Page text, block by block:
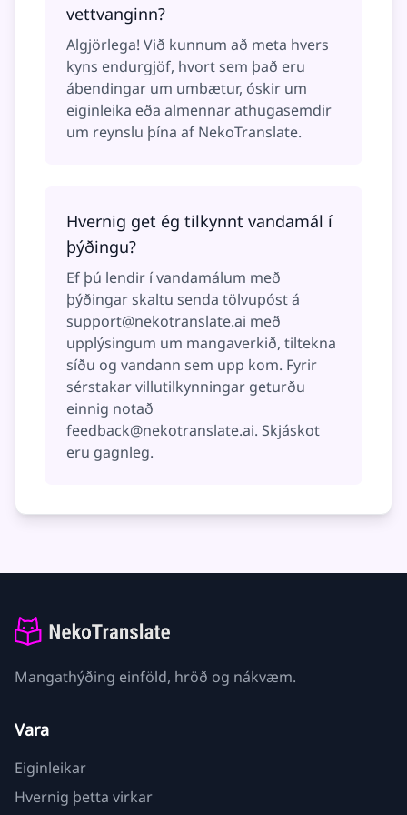
vettvanginn?
Algjörlega! Við kunnum að meta hvers
kyns endurgjöf, hvort sem það eru
ábendingar um umbætur, óskir um
eiginleika eða almennar athugasemdir
um reynslu þína af NekoTranslate.
Hvernig get ég tilkynnt vandamál í
þýðingu?
Ef þú lendir í vandamálum með
þýðingar skaltu senda tölvupóst á
support@nekotranslate.ai með
upplýsingum um mangaverkið, tiltekna
síðu og vandann sem upp kom. Fyrir
sérstakar villutilkynningar geturðu
einnig notað
feedback@nekotranslate.ai. Skjáskot
eru gagnleg.
Mangathýðing einföld, hröð og nákvæm.
Vara
Eiginleikar
Hvernig þetta virkar